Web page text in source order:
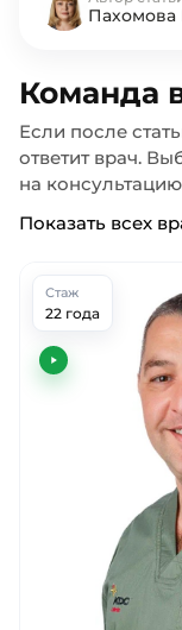
Команда
Если после
ответит врач.
на
Показать всех
Стаж
22 года